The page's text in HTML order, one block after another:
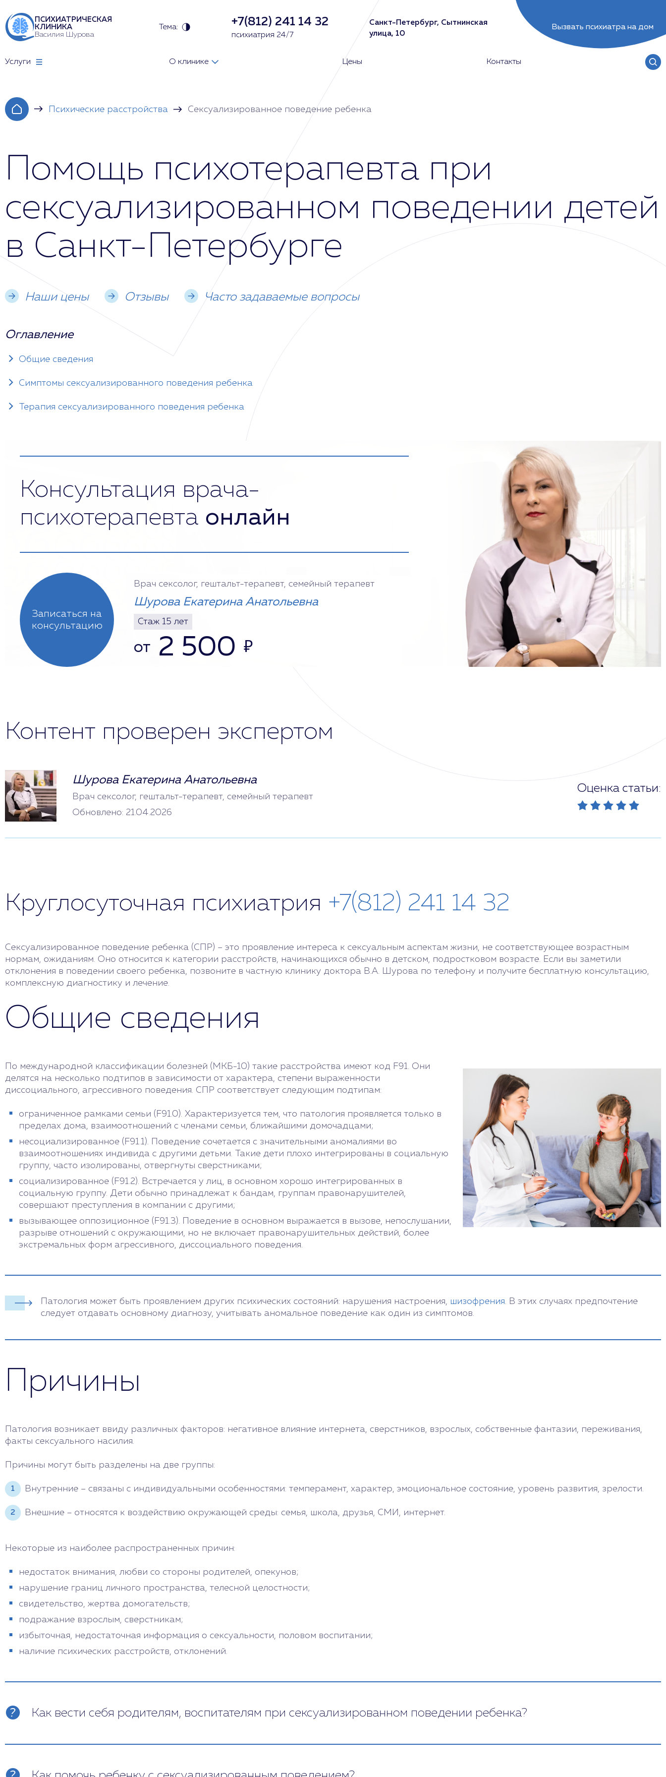
ПСИХИАТРИЧЕСКАЯ
КЛИНИКА
Василия Шурова
Тема: +7(812) 241 14 32
психиатрия 24/7
Санкт-Петербург, Сытнинская
улица, 10
Вызвать психиатра на дом
Услуги О клинике Цены Контакты
Психические расстройства Сексуализированное поведение ребенка
Помощь психотерапевта при
сексуализированном поведении детей
в Санкт-Петербурге
Наши цены Отзывы Часто задаваемые вопросы
Оглавление
Общие сведения
Симптомы сексуализированного поведения ребенка
Терапия сексуализированного поведения ребенка
Консультация врача-
психотерапевта онлайн
Записаться на
консультацию
Врач сексолог, гештальт-терапевт, семейный терапевт
Шурова Екатерина Анатольевна
Стаж 15 лет
от 2 500 ₽
Контент проверен экспертом
Шурова Екатерина Анатольевна
Врач сексолог, гештальт-терапевт, семейный терапевт
Обновлено: 21.04.2026
Оценка статьи:
Круглосуточная психиатрия +7(812) 241 14 32
Сексуализированное поведение ребенка (СПР) – это проявление интереса к сексуальным аспектам жизни, не соответствующее возрастным
нормам, ожиданиям. Оно относится к категории расстройств, начинающихся обычно в детском, подростковом возрасте. Если вы заметили
отклонения в поведении своего ребенка, позвоните в частную клинику доктора В.А. Шурова по телефону и получите бесплатную консультацию,
комплексную диагностику и лечение.
Общие сведения
По международной классификации болезней (МКБ-10) такие расстройства имеют код F91. Они
делятся на несколько подтипов в зависимости от характера, степени выраженности
диссоциального, агрессивного поведения. СПР соответствует следующим подтипам:
ограниченное рамками семьи (F91.0). Характеризуется тем, что патология проявляется только в
пределах дома, взаимоотношений с членами семьи, ближайшими домочадцами;
несоциализированное (F91.1). Поведение сочетается с значительными аномалиями во
взаимоотношениях индивида с другими детьми. Такие дети плохо интегрированы в социальную
группу, часто изолированы, отвергнуты сверстниками;
социализированное (F91.2). Встречается у лиц, в основном хорошо интегрированных в
социальную группу. Дети обычно принадлежат к бандам, группам правонарушителей,
совершают преступления в компании с другими;
вызывающее оппозиционное (F91.3). Поведение в основном выражается в вызове, непослушании,
разрыве отношений с окружающими, но не включает правонарушительных действий, более
экстремальных форм агрессивного, диссоциального поведения.
Патология может быть проявлением других психических состояний: нарушения настроения, шизофрения. В этих случаях предпочтение
следует отдавать основному диагнозу, учитывать аномальное поведение как один из симптомов.
Причины
Патология возникает ввиду различных факторов: негативное влияние интернета, сверстников, взрослых, собственные фантазии, переживания,
факты сексуального насилия.
Причины могут быть разделены на две группы:
Внутренние – связаны с индивидуальными особенностями: темперамент, характер, эмоциональное состояние, уровень развития, зрелости.
Внешние – относятся к воздействию окружающей среды: семья, школа, друзья, СМИ, интернет.
Некоторые из наиболее распространенных причин:
недостаток внимания, любви со стороны родителей, опекунов;
нарушение границ личного пространства, телесной целостности;
свидетельство, жертва домогательств;
подражание взрослым, сверстникам;
избыточная, недостаточная информация о сексуальности, половом воспитании;
наличие психических расстройств, отклонений.
Как вести себя родителям, воспитателям при сексуализированном поведении ребенка?
Если вы заметили у ребенка признаки расстройства, не нужно игнорировать, наказывать его за это. Недопустимое поведение может быть
слушать, понимать его. Не нужно стыдить, винить ребенка за его интерес к сексуальности, но нельзя и поощрять. Объясните ему, что